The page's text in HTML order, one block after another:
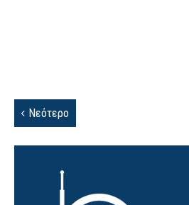
Νεότερο